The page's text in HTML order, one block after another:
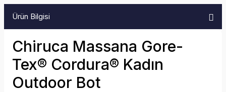
Ürün Bilgisi
Chiruca Massana Gore-
Tex® Cordura® Kadın
Outdoor Bot